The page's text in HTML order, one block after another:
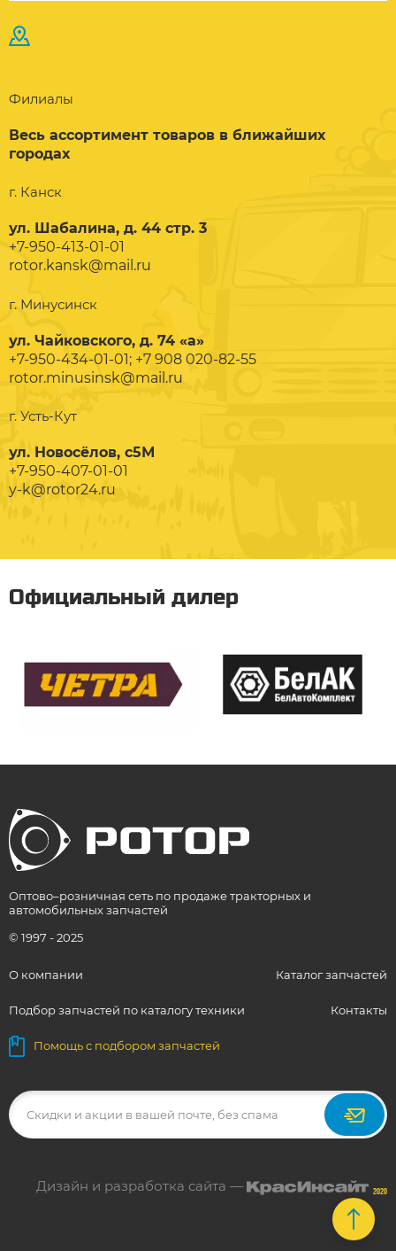
Филиалы
Весь ассортимент товаров в ближайших
городах
г. Канск
ул. Шабалина, д. 44 стр. 3
+7-950-413-01-01
rotor.kansk@mail.ru
г. Минусинск
ул. Чайковского, д. 74 «а»
+7-950-434-01-01; +7 908 020-82-55
rotor.minusinsk@mail.ru
г. Усть-Кут
ул. Новосёлов, с5М
+7-950-407-01-01
y-k@rotor24.ru
Официальный дилер
Оптово–розничная сеть по продаже тракторных и
автомобильных запчастей
© 1997 - 2025
О компании Каталог запчастей
Подбор запчастей по каталогу техники Контакты
Помощь с подбором запчастей
Дизайн и разработка сайта — 2020